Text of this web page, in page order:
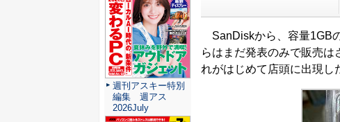
SanDiskから、容量1GB
らはまだ発表のみで販売は
れがはじめて店頭に出現し
週刊アスキー特別
編集 週アス
2026July